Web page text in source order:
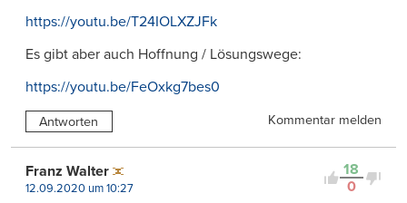
https://youtu.be/T24IOLXZJFk
Es gibt aber auch Hoffnung / Lösungswege:
https://youtu.be/FeOxkg7bes0
Antworten Kommentar melden
18
0
Franz Walter
12.09.2020 um 10:27